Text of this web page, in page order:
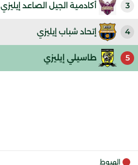
3 أكادمية الجيل الصاعد إيليزي
4 إتحاد شباب إيليزي
5 طاسيلي إيليزي
الهبوط